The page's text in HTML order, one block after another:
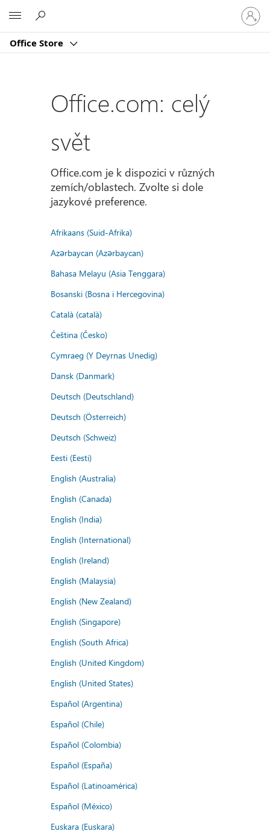
Office Store
se
ke
účtu
Office.com: celý
svět
Office.com je k dispozici v různých
zemích/oblastech. Zvolte si dole
jazykové preference.
Afrikaans (Suid-Afrika)
Azərbaycan (Azərbaycan)
Bahasa Melayu (Asia Tenggara)
Bosanski (Bosna i Hercegovina)
Català (català)
Čeština (Česko)
Cymraeg (Y Deyrnas Unedig)
Dansk (Danmark)
Deutsch (Deutschland)
Deutsch (Österreich)
Deutsch (Schweiz)
Eesti (Eesti)
English (Australia)
English (Canada)
English (India)
English (International)
English (Ireland)
English (Malaysia)
English (New Zealand)
English (Singapore)
English (South Africa)
English (United Kingdom)
English (United States)
Español (Argentina)
Español (Chile)
Español (Colombia)
Español (España)
Español (Latinoamérica)
Español (México)
Euskara (Euskara)